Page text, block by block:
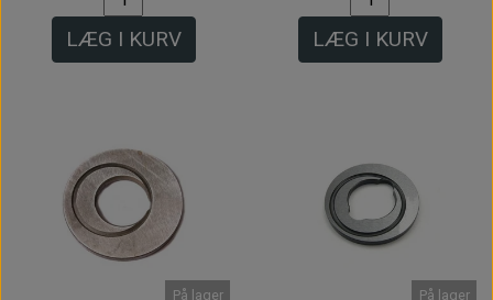
LÆG I KURV LÆG I KURV
På lager På lager